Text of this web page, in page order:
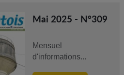
Mai 2025 - N°309
Mensuel
d'informations...